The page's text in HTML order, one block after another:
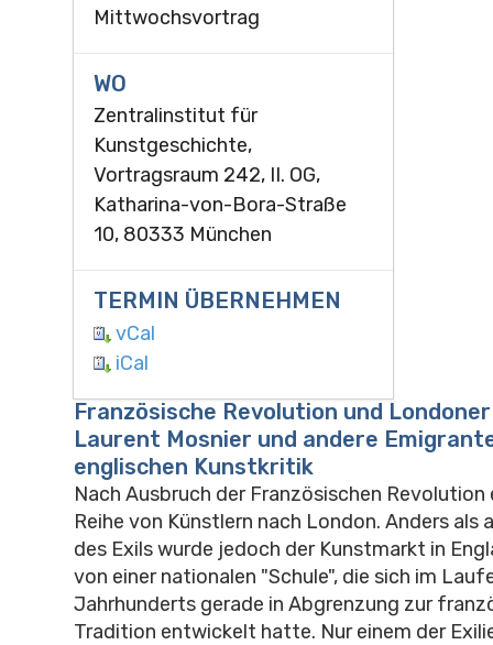
Mittwochsvortrag
WO
Zentralinstitut für
Kunstgeschichte,
Vortragsraum 242, II. OG,
Katharina-von-Bora-Straße
10, 80333 München
TERMIN ÜBERNEHMEN
vCal
iCal
Französische Revolution und
Laurent Mosnier und andere
englischen Kunstkritik
Nach Ausbruch der Französischen
Reihe von Künstlern nach London. Anders als
des Exils wurde jedoch der Kunstmarkt in
von einer nationalen "Schule", die sich im
Jahrhunderts gerade in Abgrenzung zur
Tradition entwickelt hatte. Nur einem der